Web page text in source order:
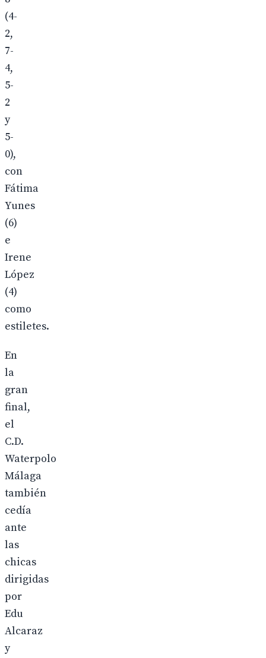
(4-
2,
7-
4,
5-
2
y
5-
0),
con
Fátima
Yunes
(6)
e
Irene
López
(4)
como
estiletes.
En
la
gran
final,
el
C.D.
Waterpolo
Málaga
también
cedía
ante
las
chicas
dirigidas
por
Edu
Alcaraz
y